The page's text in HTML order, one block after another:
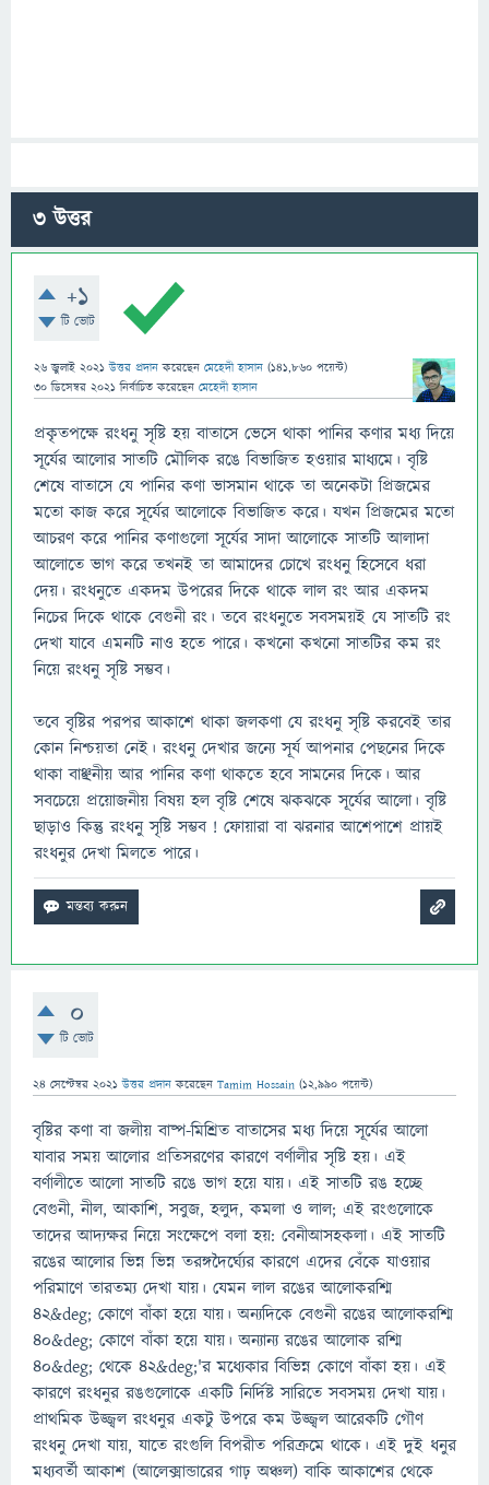
3উত্তর
+1
টি ভোট
26 জুলাই 2021 উত্তর প্রদান করেছেন মেহেদী হাসান (141,860 পয়েন্ট)
30 ডিসেম্বর 2021 নির্বাচিত করেছেন মেহেদী হাসান
প্রকৃতপক্ষে রংধনু সৃষ্টি হয় বাতাসে ভেসে থাকা পানির কণার মধ্য দিয়ে
সূর্যের আলোর সাতটি মৌলিক রঙে বিভাজিত হওয়ার মাধ্যমে। বৃষ্টি
শেষে বাতাসে যে পানির কণা ভাসমান থাকে তা অনেকটা প্রিজমের
মতো কাজ করে সূর্যের আলোকে বিভাজিত করে। যখন প্রিজমের মতো
আচরণ করে পানির কণাগুলো সূর্যের সাদা আলোকে সাতটি আলাদা
আলোতে ভাগ করে তখনই তা আমাদের চোখে রংধনু হিসেবে ধরা
দেয়। রংধনুতে একদম উপরের দিকে থাকে লাল রং আর একদম
নিচের দিকে থাকে বেগুনী রং। তবে রংধনুতে সবসময়ই যে সাতটি রং
দেখা যাবে এমনটি নাও হতে পারে। কখনো কখনো সাতটির কম রং
নিয়ে রংধনু সৃষ্টি সম্ভব।
তবে বৃষ্টির পরপর আকাশে থাকা জলকণা যে রংধনু সৃষ্টি করবেই তার
কোন নিশ্চয়তা নেই। রংধনু দেখার জন্যে সূর্য আপনার পেছনের দিকে
থাকা বাঞ্ছনীয় আর পানির কণা থাকতে হবে সামনের দিকে। আর
সবচেয়ে প্রয়োজনীয় বিষয় হল বৃষ্টি শেষে ঝকঝকে সূর্যের আলো। বৃষ্টি
ছাড়াও কিন্তু রংধনু সৃষ্টি সম্ভব ! ফোয়ারা বা ঝরনার আশেপাশে প্রায়ই
রংধনুর দেখা মিলতে পারে।
0
টি ভোট
24 সেপ্টেম্বর 2021 উত্তর প্রদান করেছেন Tamim Hossain (12,990 পয়েন্ট)
বৃষ্টির কণা বা জলীয় বাষ্প-মিশ্রিত বাতাসের মধ্য দিয়ে সূর্যের আলো
যাবার সময় আলোর প্রতিসরণের কারণে বর্ণালীর সৃষ্টি হয়। এই
বর্ণালীতে আলো সাতটি রঙে ভাগ হয়ে যায়। এই সাতটি রঙ হচ্ছে
বেগুনী, নীল, আকাশি, সবুজ, হলুদ, কমলা ও লাল; এই রংগুলোকে
তাদের আদ্যক্ষর নিয়ে সংক্ষেপে বলা হয়: বেনীআসহকলা। এই সাতটি
রঙের আলোর ভিন্ন ভিন্ন তরঙ্গদৈর্ঘ্যের কারণে এদের বেঁকে যাওয়ার
পরিমাণে তারতম্য দেখা যায়। যেমন লাল রঙের আলোকরশ্মি
৪২&deg; কোণে বাঁকা হয়ে যায়। অন্যদিকে বেগুনী রঙের আলোকরশ্মি
৪০&deg; কোণে বাঁকা হয়ে যায়। অন্যান্য রঙের আলোক রশ্মি
৪০&deg; থেকে ৪২&deg;'র মধ্যেকার বিভিন্ন কোণে বাঁকা হয়। এই
কারণে রংধনুর রঙগুলোকে একটি নির্দিষ্ট সারিতে সবসময় দেখা যায়।
প্রাথমিক উজ্জ্বল রংধনুর একটু উপরে কম উজ্জ্বল আরেকটি গৌণ
রংধনু দেখা যায়, যাতে রংগুলি বিপরীত পরিক্রমে থাকে। এই দুই ধনুর
মধ্যবর্তী আকাশ (আলেক্সান্ডারের গাঢ় অঞ্চল) বাকি আকাশের থেকে